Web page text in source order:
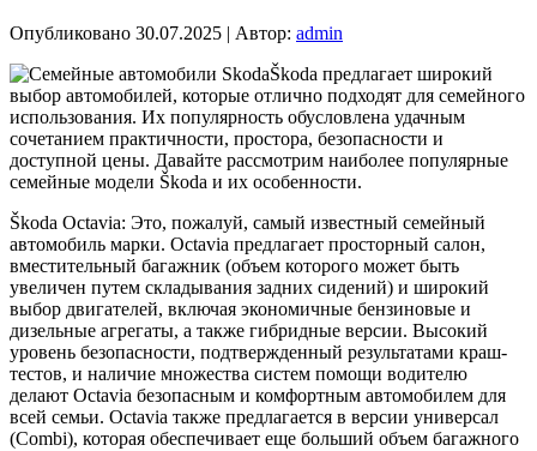
Опубликовано 30.07.2025 | Автор: admin
Škoda предлагает широкий
выбор автомобилей, которые отлично подходят для семейного
использования. Их популярность обусловлена удачным
сочетанием практичности, простора, безопасности и
доступной цены. Давайте рассмотрим наиболее популярные
семейные модели Škoda и их особенности.
Škoda Octavia: Это, пожалуй, самый известный семейный
автомобиль марки. Octavia предлагает просторный салон,
вместительный багажник (объем которого может быть
увеличен путем складывания задних сидений) и широкий
выбор двигателей, включая экономичные бензиновые и
дизельные агрегаты, а также гибридные версии. Высокий
уровень безопасности, подтвержденный результатами краш-
тестов, и наличие множества систем помощи водителю
делают Octavia безопасным и комфортным автомобилем для
всей семьи. Octavia также предлагается в версии универсал
(Combi), которая обеспечивает еще больший объем багажного